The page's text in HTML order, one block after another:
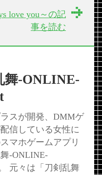
love you～の記
事を読む
舞-ONLINE-
スが開発、DMMゲ
信している女性に
マホゲームアプリ
舞-ONLINE-
元々は「刀剣乱舞